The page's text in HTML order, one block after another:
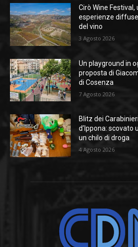
Cirò Wine
esperienze
del vino
3 Agosto 2026
Un playground in
proposta di
di Cosenza
7 Agosto 2026
Blitz dei
d’Ippona: scovato
un chilo di droga
4 Agosto 2026